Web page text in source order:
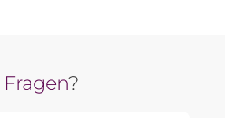
Fragen?